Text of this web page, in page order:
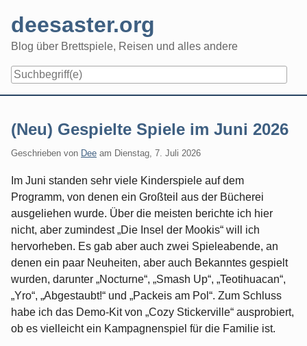
content
deesaster.org
Blog über Brettspiele, Reisen und alles andere
(Neu) Gespielte Spiele im Juni 2026
Geschrieben von Dee am Dienstag, 7. Juli 2026
Im Juni standen sehr viele Kinderspiele auf dem
Programm, von denen ein Großteil aus der Bücherei
ausgeliehen wurde. Über die meisten berichte ich hier
nicht, aber zumindest „Die Insel der Mookis“ will ich
hervorheben. Es gab aber auch zwei Spieleabende, an
denen ein paar Neuheiten, aber auch Bekanntes gespielt
wurden, darunter „Nocturne“, „Smash Up“, „Teotihuacan“,
„Yro“, „Abgestaubt!“ und „Packeis am Pol“. Zum Schluss
habe ich das Demo-Kit von „Cozy Stickerville“ ausprobiert,
ob es vielleicht ein Kampagnenspiel für die Familie ist.